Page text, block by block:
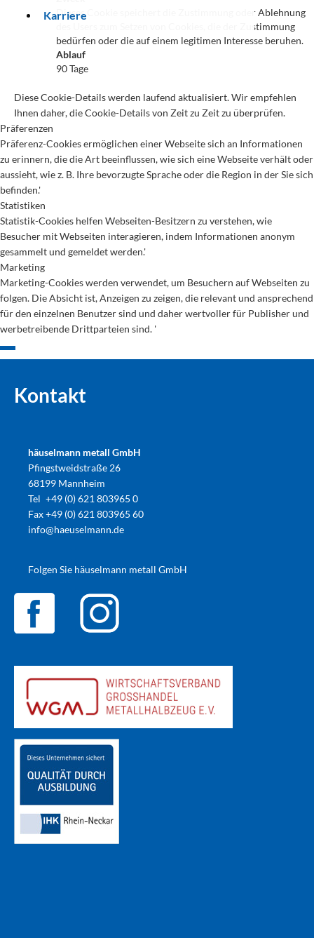
Karriere
Dieses Cookie speichert die Zustimmung oder Ablehnung
des Users zum Setzen von Cookies, die der Zustimmung
bedürfen oder die auf einem legitimen Interesse beruhen.
Ablauf
90 Tage
Diese Cookie-Details werden laufend aktualisiert. Wir empfehlen
Ihnen daher, die Cookie-Details von Zeit zu Zeit zu überprüfen.
Präferenzen
Präferenz-Cookies ermöglichen einer Webseite sich an Informationen
zu erinnern, die die Art beeinflussen, wie sich eine Webseite verhält oder
aussieht, wie z. B. Ihre bevorzugte Sprache oder die Region in der Sie sich
befinden.'
Statistiken
Statistik-Cookies helfen Webseiten-Besitzern zu verstehen, wie
Besucher mit Webseiten interagieren, indem Informationen anonym
gesammelt und gemeldet werden.'
Marketing
Marketing-Cookies werden verwendet, um Besuchern auf Webseiten zu
folgen. Die Absicht ist, Anzeigen zu zeigen, die relevant und ansprechend
für den einzelnen Benutzer sind und daher wertvoller für Publisher und
werbetreibende Drittparteien sind. '
Kontakt
häuselmann metall GmbH
Pfingstweidstraße 26
68199 Mannheim
Tel +49 (0) 621 803965 0
Fax+49 (0) 621 803965 60
info@haeuselmann.de
Folgen Sie häuselmann metall GmbH